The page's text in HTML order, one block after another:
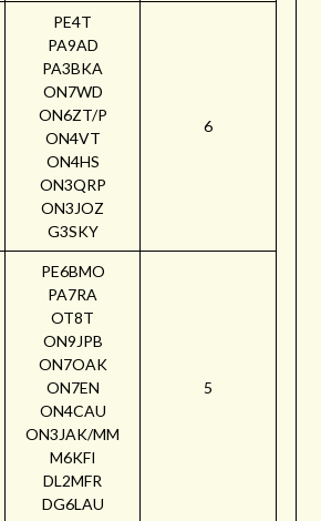
PE4T
PA9AD
PA3BKA
ON7WD
ON6ZT/P
ON4VT
ON4HS
ON3QRP
ON3JOZ
G3SKY
6
PE6BMO
PA7RA
OT8T
ON9JPB
ON7OAK
ON7EN
ON4CAU
ON3JAK/MM
M6KFI
DL2MFR
DG6LAU
5